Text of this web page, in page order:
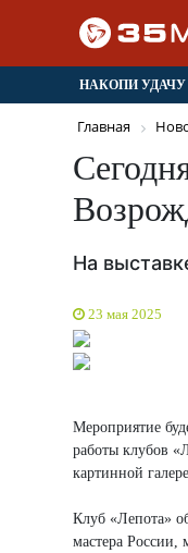
НАКОПИ УДАЧУ
Главная
На
23 мая 2025
Мероприятие
работы клубов
картинной
Клуб «Лепота»
мастера России,